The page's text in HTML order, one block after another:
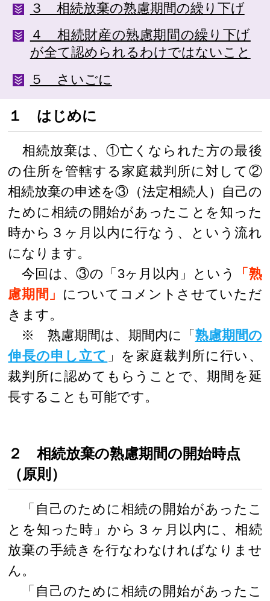
３ 相続放棄の熟慮期間の繰り下げ
４ 相続財産の熟慮期間の繰り下げ
が全て認められるわけではないこと
５ さいごに
１ はじめに
相続放棄は、①亡くなられた方の最後
の住所を管轄する家庭裁判所に対して②
相続放棄の申述を③（法定相続人）自己の
ために相続の開始があったことを知った
時から３ヶ月以内に行なう、という流れ
になります。
今回は、③の「3ヶ月以内」という
「熟
慮期間」 についてコメントさせていただ
きます。
※ 熟慮期間は、期間内に「 熟慮期間の
伸長の申し立て 」を家庭裁判所に行い、
裁判所に認めてもらうことで、期間を延
長することも可能です。
２ 相続放棄の熟慮期間の開始時点
（原則）
「自己のために相続の開始があったこ
とを知った時」から３ヶ月以内に、相続
放棄の手続きを行なわなければなりませ
ん。
「自己のために相続の開始があったこ